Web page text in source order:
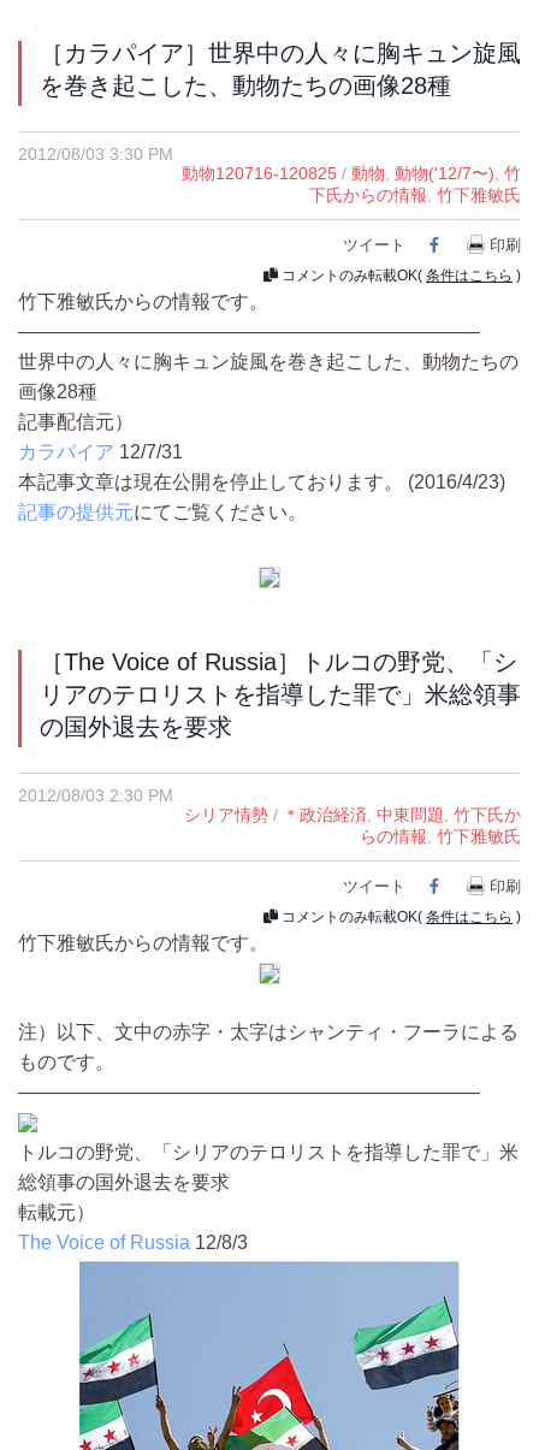
［カラパイア］世界中の人々に胸キュン旋風
を巻き起こした、動物たちの画像28種
2012/08/03 3:30 PM
動物120716-120825 / 動物 動物('12/7〜) 竹
下氏からの情報 竹下雅敏氏
ツイート Facebook
印刷
コメントのみ転載OK( 条件はこちら )
竹下雅敏氏からの情報です。
————————————————————————
世界中の人々に胸キュン旋風を巻き起こした、動物たちの
画像28種
記事配信元）
カラパイア 12/7/31
本記事文章は現在公開を停止しております。 (2016/4/23)
記事の提供元にてご覧ください。
［The Voice of Russia］トルコの野党、「シ
リアのテロリストを指導した罪で」米総領事
の国外退去を要求
2012/08/03 2:30 PM
シリア情勢 / ＊政治経済 中東問題
竹下氏か
らの情報 竹下雅敏氏
ツイート Facebook
印刷
コメントのみ転載OK( 条件はこちら )
竹下雅敏氏からの情報です。
注）以下、文中の赤字・太字はシャンティ・フーラによる
ものです。
————————————————————————
トルコの野党、「シリアのテロリストを指導した罪で」米
総領事の国外退去を要求
転載元）
The Voice of Russia 12/8/3